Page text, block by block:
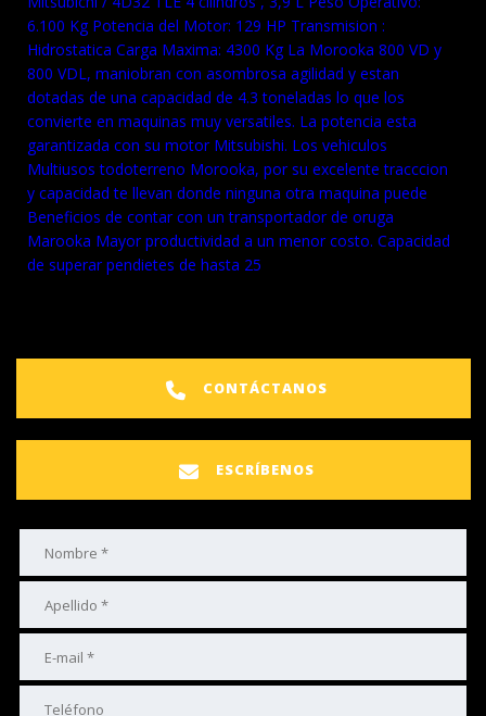
6.100 Kg Potencia del Motor: 129 HP Transmision :
Hidrostatica Carga Maxima: 4300 Kg La Morooka 800 VD y
800 VDL, maniobran con asombrosa agilidad y estan
dotadas de una capacidad de 4.3toneladas lo que los
convierte en maquinas muy versatiles. La potencia esta
garantizada con su motor Mitsubishi. Los vehiculos
Multiusos todoterreno Morooka, por su excelente tracccion
y capacidad te llevan donde ninguna otra maquina puede
Beneficios de contar con un transportador de oruga
Marooka Mayor productividad a un menor costo. Capacidad
de superar pendietes de hasta 25
CONTÁCTANOS
ESCRÍBENOS